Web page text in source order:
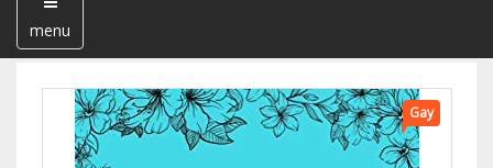
menu
Gay